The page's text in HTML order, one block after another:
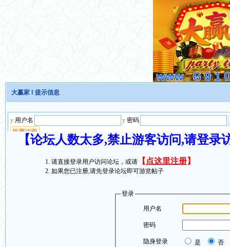
大赢家 ‖ 提示信息
【论坛人数太多,禁止游客访问,请登
请直接登录用户访问论坛，或请 【 点这里注册】
如果您已注册,请先登录论坛即可游览帖子
登录
用户名
密码
隐身登录 是 否